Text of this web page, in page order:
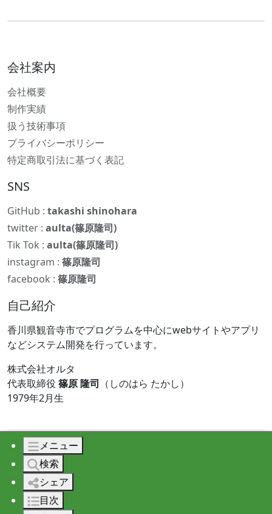
会社案内
会社概要
制作実績
扱う技術事項
プライバシーポリシー
特定商取引法に基づく表記
SNS
GitHub : takashi shinohara
twitter : aulta(篠原隆司)
Tik Tok : aulta(篠原隆司)
instagram : 篠原隆司
facebook : 篠原隆司
自己紹介
香川県観音寺市でプログラムを中心にwebサイトやアプリ
などシステム開発を行っています。
株式会社オルタ
代表取締役 篠原 隆司 （しのはら たかし）
1979年2月生
© 2026 株式会社オルタ All rights reserved.
メニュー
検索
シェア
目次